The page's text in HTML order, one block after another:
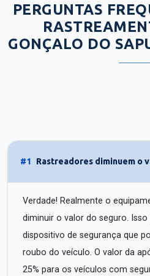
PERGUNTAS
GONÇALO DO
#1 Rastreadores diminuem o
Verdade! Realmente o
diminuir o valor do seguro. Isso
dispositivo de segurança que
roubo do veículo. O valor da
25% para os veículos com